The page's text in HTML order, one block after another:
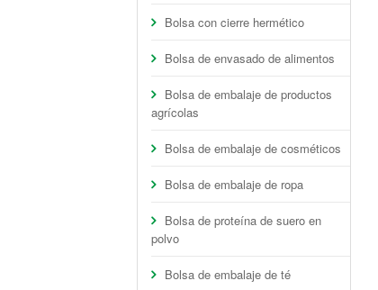
Bolsa con cierre hermético
Bolsa de envasado de alimentos
Bolsa de embalaje de productos
agrícolas
Bolsa de embalaje de cosméticos
Bolsa de embalaje de ropa
Bolsa de proteína de suero en
polvo
Bolsa de embalaje de té